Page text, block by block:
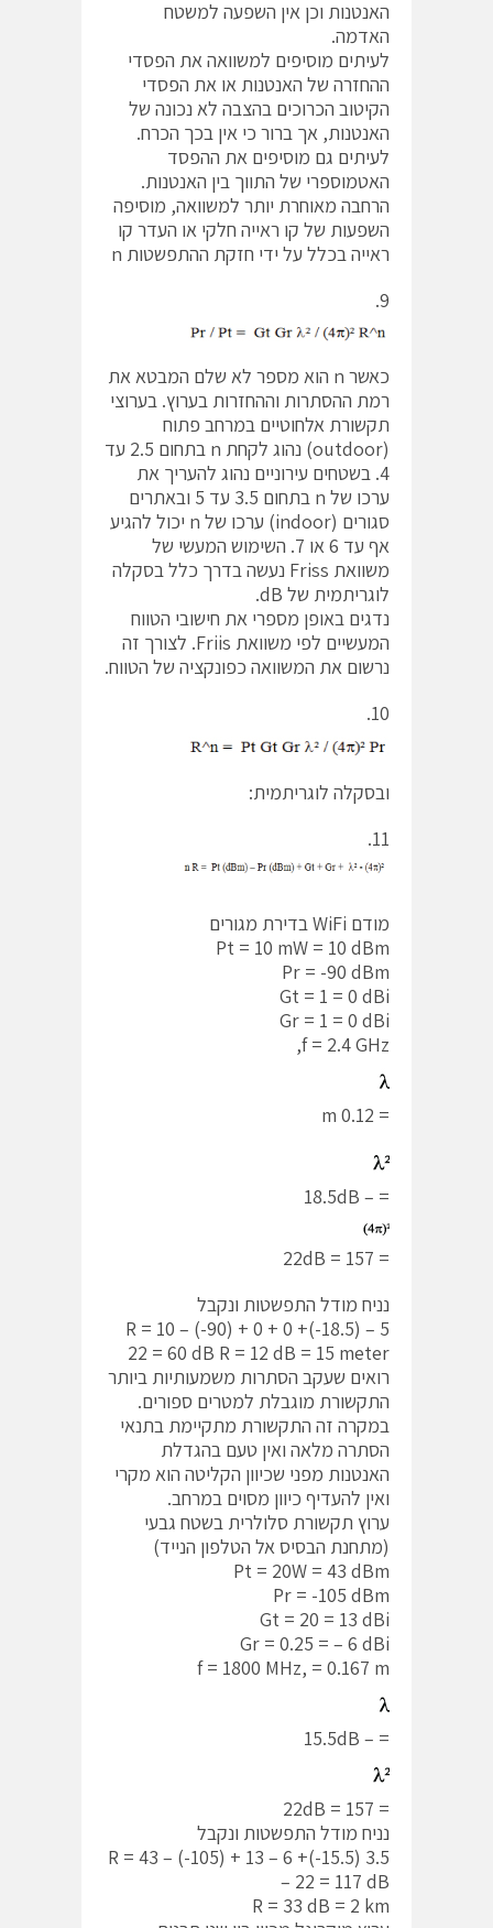
האנטנות וכן אין השפעה למשטח
האדמה.
לעיתים מוסיפים למשוואה את הפסדי
ההחזרה של האנטנות או את הפסדי
הקיטוב הכרוכים בהצבה לא נכונה של
האנטנות, אך ברור כי אין בכך הכרח.
לעיתים גם מוסיפים את ההפסד
האטמוספרי של התווך בין האנטנות.
הרחבה מאוחרת יותר למשוואה, מוסיפה
השפעות של קו ראייה חלקי או העדר קו
ראייה בכלל על ידי חזקת ההתפשטות n
9.
כאשר n הוא מספר לא שלם המבטא את
רמת ההסתרות וההחזרות בערוץ. בערוצי
תקשורת אלחוטיים במרחב פתוח
(outdoor) נהוג לקחת n בתחום 2.5 עד
4. בשטחים עירוניים נהוג להעריך את
ערכו של n בתחום 3.5 עד 5 ובאתרים
סגורים (indoor) ערכו של n יכול להגיע
אף עד 6 או 7. השימוש המעשי של
משוואת Friss נעשה בדרך כלל בסקלה
לוגריתמית של dB.
נדגים באופן מספרי את חישובי הטווח
המעשיים לפי משוואת Friis. לצורך זה
נרשום את המשוואה כפונקציה של הטווח.
10.
ובסקלה לוגריתמית:
11.
מודם WiFi בדירת מגורים
Pt = 10 mW = 10 dBm
Pr = -90 dBm
Gt = 1 = 0 dBi
Gr = 1 = 0 dBi
f = 2.4 GHz,
= 0.12 m
= – 18.5dB
= 157 = 22dB
נניח מודל התפשטות ונקבל
5 R = 10 – (-90) + 0 + 0 +(-18.5) –
22 = 60 dB R = 12 dB = 15 meter
רואים שעקב הסתרות משמעותיות ביותר
התקשורת מוגבלת למטרים ספורים.
במקרה זה התקשורת מתקיימת בתנאי
הסתרה מלאה ואין טעם בהגדלת
האנטנות מפני שכיוון הקליטה הוא מקרי
ואין להעדיף כיוון מסוים במרחב.
ערוץ תקשורת סלולרית בשטח גבעי
(מתחנת הבסיס אל הטלפון הנייד)
Pt = 20W = 43 dBm
Pr = -105 dBm
Gt = 20 = 13 dBi
Gr = 0.25 = – 6 dBi
f = 1800 MHz, = 0.167 m
= – 15.5dB
= 157 = 22dB
נניח מודל התפשטות ונקבל
3.5 R = 43 – (-105) + 13 – 6 +(-15.5)
– 22 = 117 dB
R = 33 dB = 2 km